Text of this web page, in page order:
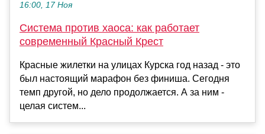
16:00, 17 Ноя
Система против хаоса: как работает
современный Красный Крест
Красные жилетки на улицах Курска год назад - это
был настоящий марафон без финиша. Сегодня
темп другой, но дело продолжается. А за ним -
целая систем...